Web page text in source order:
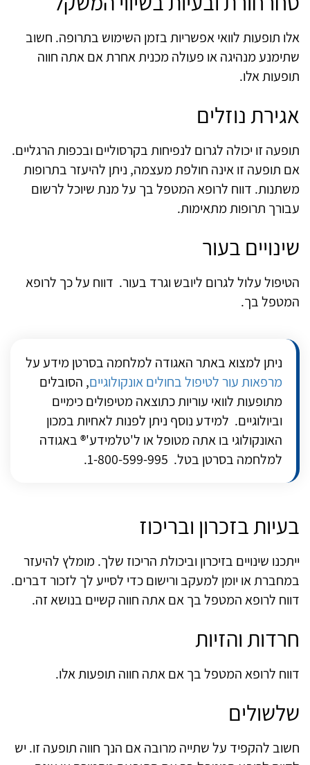
אלו תופעות לוואי אפשריות בזמן השימוש בתרופה. חשוב
שתימנע מנהיגה או פעולה מכנית אחרת אם אתה חווה
תופעות אלו.
אגירת נוזלים
תופעה זו יכולה לגרום לנפיחות בקרסוליים ובכפות הרגליים.
אם תופעה זו אינה חולפת מעצמה, ניתן להיעזר בתרופות
משתנות. דווח לרופא המטפל בך על מנת שיוכל לרשום
עבורך תרופות מתאימות.
שינויים בעור
הטיפול עלול לגרום ליובש וגרד בעור. דווח על כך לרופא
המטפל בך.
ניתן למצוא באתר האגודה למלחמה בסרטן מידע על
מרפאות עור לטיפול בחולים אונקולוגיים, הסובלים
מתופעות לוואי עוריות כתוצאה מטיפולים כימיים
וביולוגיים. למידע נוסף ניתן לפנות לאחיות במכון
האונקולוגי בו אתה מטופל או ל'טלמידע'® באגודה
למלחמה בסרטן בטל. 1-800-599-995.
בעיות בזכרון ובריכוז
ייתכנו שינויים בזיכרון וביכולת הריכוז שלך. מומלץ להיעזר
במחברת או יומן למעקב ורישום כדי לסייע לך לזכור דברים.
דווח לרופא המטפל בך אם אתה חווה קשיים בנושא זה.
חרדות והזיות
דווח לרופא המטפל בך אם אתה חווה תופעות אלו.
שלשולים
חשוב להקפיד על שתייה מרובה אם הנך חווה תופעה זו. יש